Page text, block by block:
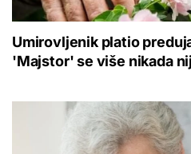
Umirovljenik platio
'Majstor' se više nikada